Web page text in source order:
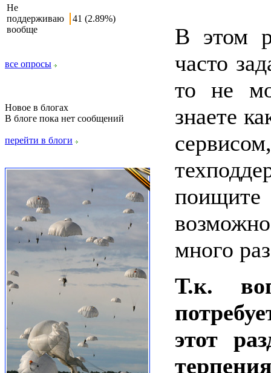
Не
поддерживаю
вообще
41 (2.89%)
все опросы
Новое в блогах
В блоге пока нет сообщений
перейти в блоги
В этом
часто
то не
знаете
поищите
много
Т.к.
этот